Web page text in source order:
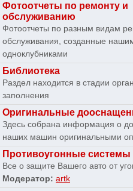
Фотоотчеты по ремонту и
обслуживанию
Фотоотчеты по разным видам
обслуживания, созданные
одноклубниками
Библиотека
Раздел находится в стадии
заполнения
Оригинальные
Здесь собрана информация о
наших машин оригинальными
Противоугонные системы
Все о защите Вашего авто от
Модератор: artk